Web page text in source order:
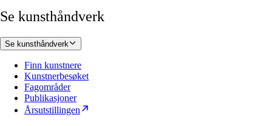
Se kunsthåndverk
Se kunsthåndverk
Finn kunstnere
Kunstnerbesøket
Fagområder
Publikasjoner
Årsutstillingen